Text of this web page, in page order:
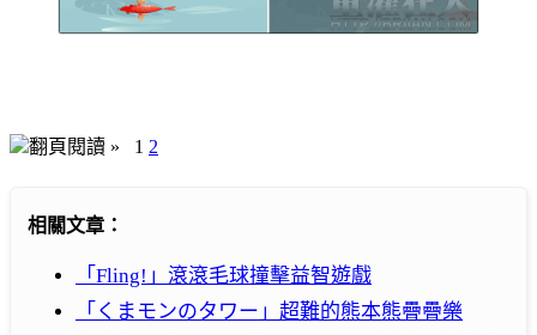
翻頁閱讀 » 1 2
相關文章：
「Fling!」滾滾毛球撞擊益智遊戲
「くまモンのタワー」超難的熊本熊疊疊樂